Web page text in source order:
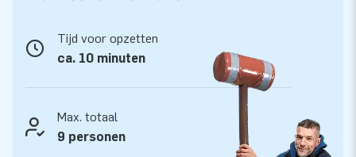
Tijd voor opzetten
ca. 10 minuten
Max. totaal
9 personen